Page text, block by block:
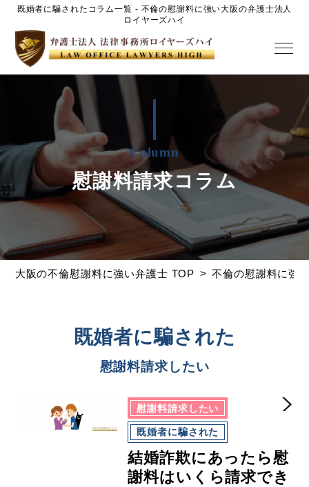
既婚者に騙されたコラム一覧 - 不倫の慰謝料に強い大阪の弁護士法人
ロイヤーズハイ
Column
慰謝料請求コラム
大阪の不倫慰謝料に強い弁護士 TOP 不倫の慰謝料に強
既婚者に騙された
慰謝料請求したい
慰謝料請求したい
既婚者に騙された
結婚詐欺にあったら慰
謝料はいくら請求でき